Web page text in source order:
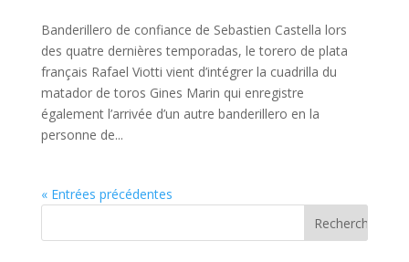
Banderillero de confiance de Sebastien Castella lors
des quatre dernières temporadas, le torero de plata
français Rafael Viotti vient d’intégrer la cuadrilla du
matador de toros Gines Marin qui enregistre
également l’arrivée d’un autre banderillero en la
personne de...
« Entrées précédentes